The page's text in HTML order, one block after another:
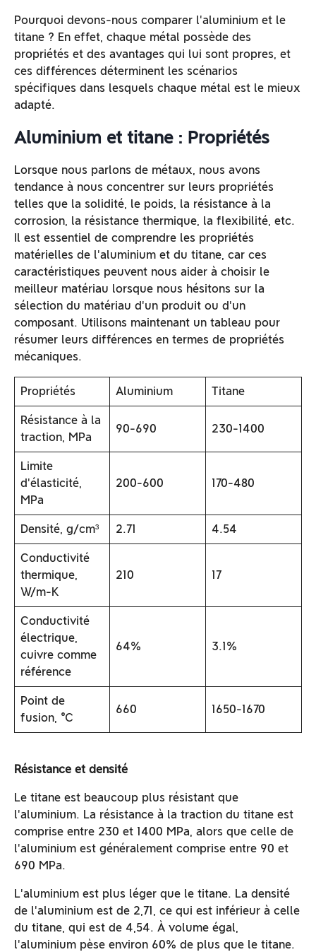
Pourquoi devons-nous comparer l'aluminium et le
titane ? En effet, chaque métal possède des
propriétés et des avantages qui lui sont propres, et
ces différences déterminent les scénarios
spécifiques dans lesquels chaque métal est le mieux
adapté.
Aluminium et titane : Propriétés
Lorsque nous parlons de métaux, nous avons
tendance à nous concentrer sur leurs propriétés
telles que la solidité, le poids, la résistance à la
corrosion, la résistance thermique, la flexibilité, etc.
Il est essentiel de comprendre les propriétés
matérielles de l'aluminium et du titane, car ces
caractéristiques peuvent nous aider à choisir le
meilleur matériau lorsque nous hésitons sur la
sélection du matériau d'un produit ou d'un
composant. Utilisons maintenant un tableau pour
résumer leurs différences en termes de propriétés
mécaniques.
Propriétés Aluminium Titane
Résistance à la
traction, MPa
90-690 230-1400
Limite
d'élasticité,
MPa
200-600 170-480
Densité, g/cm³ 2.71 4.54
Conductivité
thermique,
W/m-K
210 17
Conductivité
électrique,
cuivre comme
référence
64% 3.1%
Point de
fusion, ℃
660 1650-1670
Résistance et densité
Le titane est beaucoup plus résistant que
l'aluminium. La résistance à la traction du titane est
comprise entre 230 et 1400 MPa, alors que celle de
l'aluminium est généralement comprise entre 90 et
690 MPa.
L'aluminium est plus léger que le titane. La densité
de l'aluminium est de 2,71, ce qui est inférieur à celle
du titane, qui est de 4,54. À volume égal,
l'aluminium pèse environ 60% de plus que le titane.